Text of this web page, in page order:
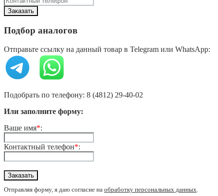
Подбор аналогов
Отправьте ссылку на данный товар в Telegram или WhatsApp:
Подобрать по телефону: 8 (4812) 29-40-02
Или заполните форму:
Ваше имя*:
Контактный телефон*:
Отправляя форму, я даю согласие на обработку персональных данных.